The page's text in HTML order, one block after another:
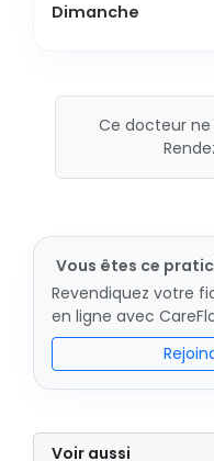
Dimanche
Ce docteur
Vous êtes ce
Revendiquez votre
en ligne avec
Voir aussi